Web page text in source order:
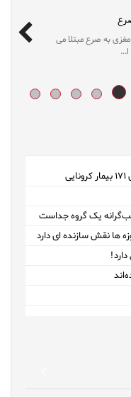
فشار خون در جلوگیری از صرع
افراد پس از زنده ماندن از سکته
آسیبی که متحمل شده اند باعث ا...
یک گروه جداست
ها نقش سازنده ای دارد